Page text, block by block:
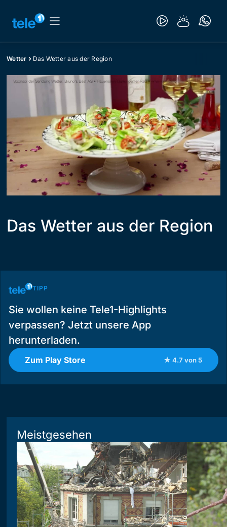
Wetter Das Wetter aus der Region
Das Wetter aus der Region
TIPP
Sie wollen keine Tele1-Highlights
verpassen? Jetzt unsere App
herunterladen.
Zum Play Store ★ 4.7 von 5
Meistgesehen